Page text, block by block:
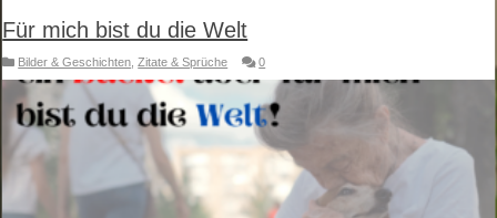
Für mich bist du die Welt
Bilder & Geschichten ,Zitate & Sprüche 0